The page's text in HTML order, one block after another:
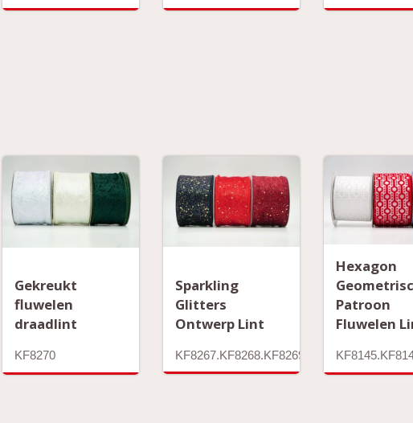
Gekreukt
fluwelen
draadlint
KF8270
Sparkling
Glitters
Ontwerp Lint
KF8267.KF8268.KF8269
Hexagon
Patroon
Fluwelen